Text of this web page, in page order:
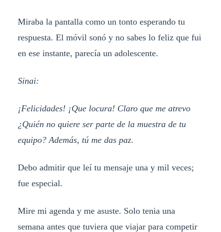
Miraba la pantalla como un tonto esperando tu
respuesta. El móvil sonó y no sabes lo feliz que fui
en ese instante, parecía un adolescente.
Sinai:
¡Felicidades! ¡Que locura! Claro que me atrevo
¿Quién no quiere ser parte de la muestra de tu
equipo? Además, tú me das paz.
Debo admitir que leí tu mensaje una y mil veces;
fue especial.
Mire mi agenda y me asuste. Solo tenia una
semana antes que tuviera que viajar para competir